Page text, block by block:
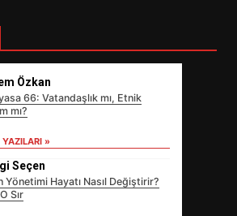
Özkan
66: Vatandaşlık mı, Etnik
mı?
»
Seçen
Yönetimi Hayatı Nasıl Değiştirir?
Sır